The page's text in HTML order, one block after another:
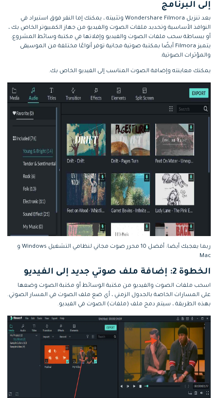
إلى البرنامج
بعد تنزيل Wondershare Filmora وتثبيته ، يمكنك إما النقر فوق استيراد في
النوافذ الأساسية وتحديد ملفات الصوت والفيديو من جهاز الكمبيوتر الخاص بك ،
أو ببساطة سحب ملفات الصوت والفيديو وإفلاتها في مكتبة وسائط المشروع.
يتميز Filmora أيضًا بمكتبة صوتية مجانية توفر أنواعًا مختلفة من الموسيقى
والمؤثرات الصوتية.
يمكنك معاينته وإضافة الصوت المناسب إلى الفيديو الخاص بك.
ربما يعجبك أيضا: أفضل 10 محرر صوت مجاني لنظامي التشغيل Windows و
Mac
الخطوة 2: إضافة ملف صوتي جديد إلى الفيديو
اسحب ملفات الصوت والفيديو من مكتبة الوسائط أو مكتبة الصوت وضعها
على المسارات الخاصة بالجدول الزمني ، أي ضع ملف الصوت في المسار الصوتي.
بهذه الطريقة ، سيتم دمج ملف (ملفات) الصوت في الفيديو.